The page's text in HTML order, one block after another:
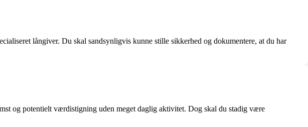
långiver. Du skal sandsynligvis kunne stille sikkerhed og dokumentere, at du har
og potentielt værdistigning uden meget daglig aktivitet. Dog skal du stadig være